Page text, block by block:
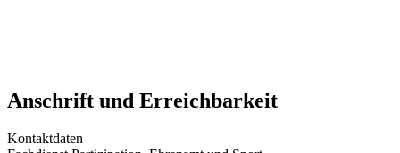
Anschrift und Erreichbarkeit
Kontaktdaten